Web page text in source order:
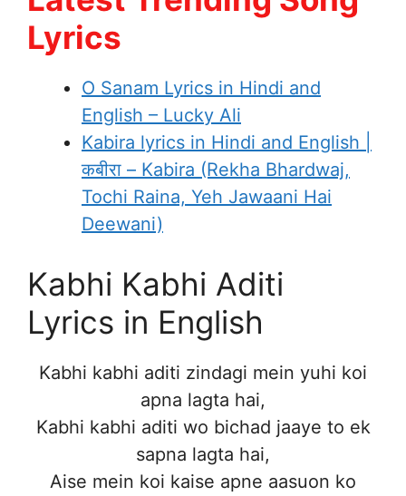
Lyrics
O Sanam Lyrics in Hindi and
English – Lucky Ali
Kabira lyrics in Hindi and English |
कबीरा – Kabira (Rekha Bhardwaj,
Tochi Raina, Yeh Jawaani Hai
Deewani)
Kabhi Kabhi Aditi
Lyrics in English
Kabhi kabhi aditi zindagi mein yuhi koi
apna lagta hai,
Kabhi kabhi aditi wo bichad jaaye to ek
sapna lagta hai,
Aise mein koi kaise apne aasuon ko